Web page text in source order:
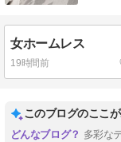
女ホームレス
19時間前
このブログのここ
多彩な